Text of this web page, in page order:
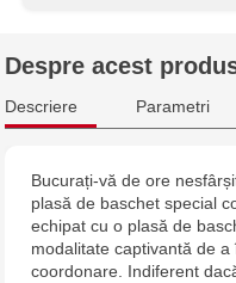
Multistore Centru -
Jucarenia Buiucani
Jucărenia Bălți - str.
Despre acest
Descriere Parametri
Bucurați-vă de ore
plasă de baschet special
echipat cu o plasă de
modalitate captivantă de
coordonare. Indiferent